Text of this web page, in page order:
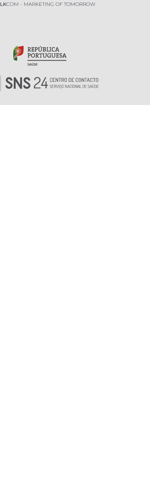
LKCOM - MARKETING OF TOMORROW